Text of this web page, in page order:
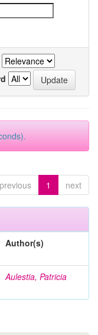
previous 1 next
Author(s)
Aulestia, Patricia